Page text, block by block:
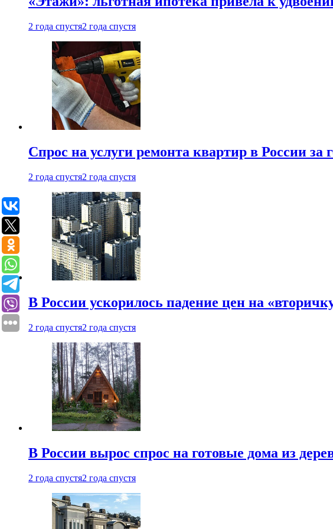
2 года спустя2 года спустя
Спрос на услуги ремонта квартир в России за
2 года спустя2 года спустя
В России ускорилось падение цен на
2 года спустя2 года спустя
В России вырос спрос на готовые дома из
2 года спустя2 года спустя